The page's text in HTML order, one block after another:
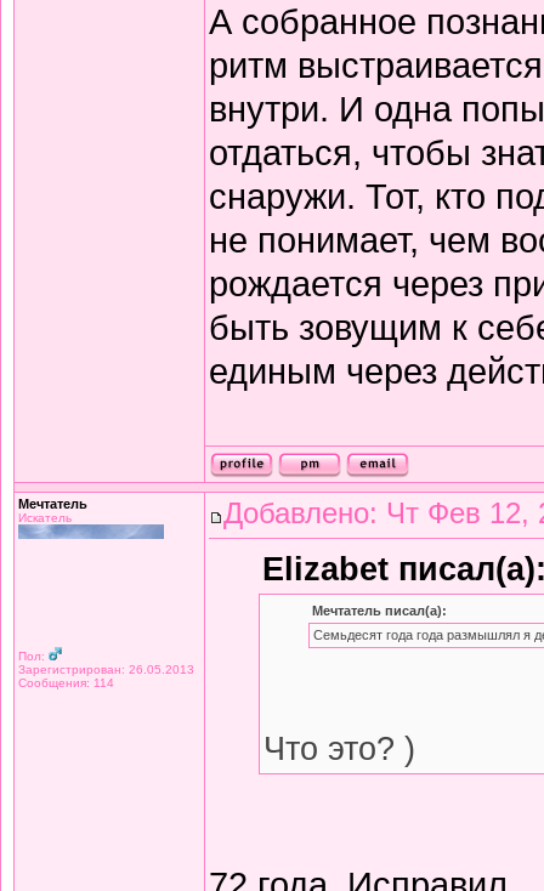
А собранное
ритм
внутри. И одна
отдаться, чтобы
снаружи. Тот, кто
не понимает, чем
рождается через
быть зовущим к
единым через
Мечтатель
Искатель
Пол:
Зарегистрирован: 26.05.2013
Сообщения: 114
Добавлено: Чт Фев 12,
Elizabet
Мечтатель писал(а):
Семьдесят года года размышлял я
Что это? )